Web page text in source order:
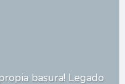
basura! Legado